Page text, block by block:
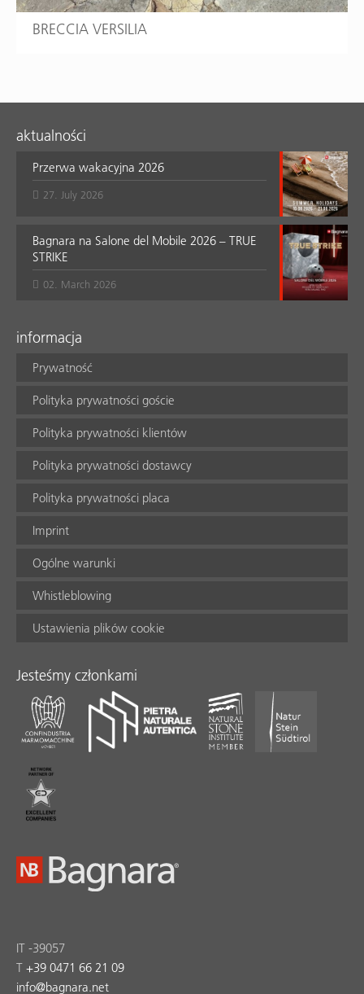
BRECCIA VERSILIA
aktualności
Przerwa wakacyjna 2026
27. July 2026
Bagnara na Salone del Mobile 2026 – TRUE
STRIKE
02. March 2026
informacja
Prywatność
Polityka prywatności goście
Polityka prywatności klientów
Polityka prywatności dostawcy
Polityka prywatności placa
Imprint
Ogólne warunki
Whistleblowing
Ustawienia plików cookie
Jesteśmy członkami
IT -39057
T +39 0471 66 21 09
info@bagnara.net